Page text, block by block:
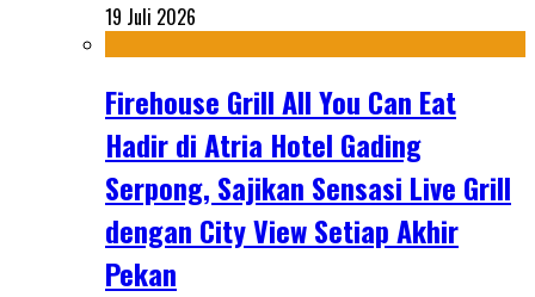
19 Juli 2026
Firehouse Grill All You Can Eat
Hadir di Atria Hotel Gading
Serpong, Sajikan Sensasi Live Grill
dengan City View Setiap Akhir
Pekan